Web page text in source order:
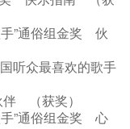
”通俗组金奖 伙
听众最喜欢的歌手
伴 （获奖）
”通俗组金奖 心